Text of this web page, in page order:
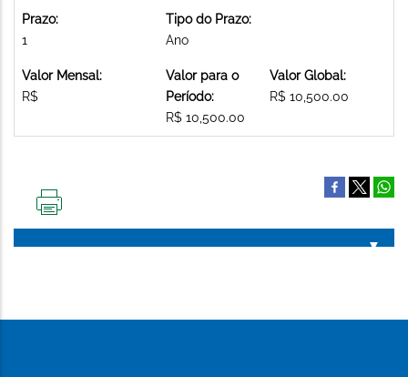
Prazo:
1
Tipo do Prazo:
Ano
Valor Mensal:
R$
Valor para o
Período:
R$ 10,500.00
Valor Global:
R$ 10,500.00
PÁGINA